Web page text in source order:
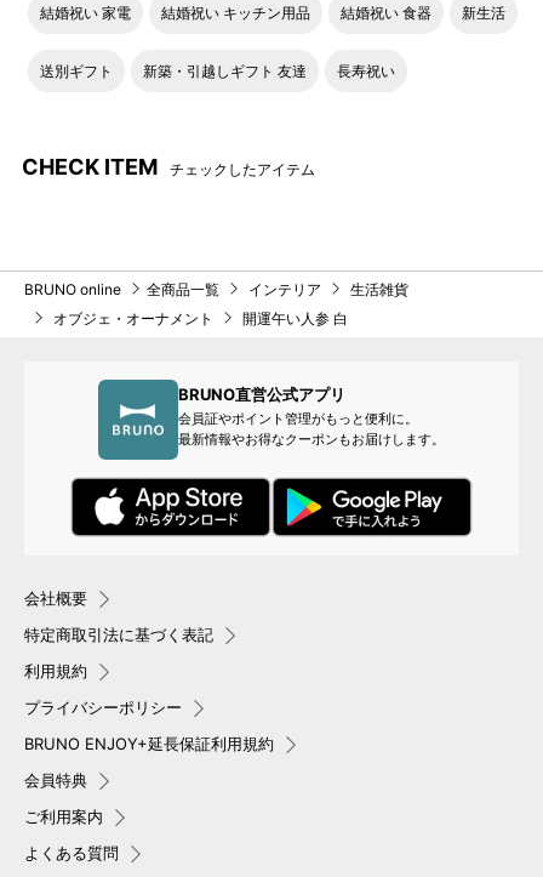
結婚祝い 家電 結婚祝い キッチン用品 結婚祝い 食器 新生活
送別ギフト 新築・引越しギフト 友達 長寿祝い
CHECK ITEM チェックしたアイテム
BRUNO online 全商品一覧 インテリア
生活雑貨
オブジェ・オーナメント
開運午い人参 白
BRUNO直営公式アプリ
会員証やポイント管理がもっと便利に。
最新情報やお得なクーポンもお届けします。
会社概要
特定商取引法に基づく表記
利用規約
プライバシーポリシー
BRUNO ENJOY+延長保証利用規約
会員特典
ご利用案内
よくある質問